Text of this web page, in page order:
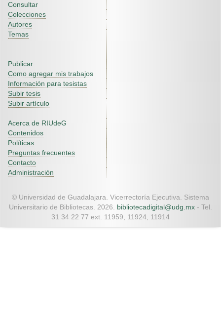
Consultar
Colecciones
Autores
Temas
Publicar
Como agregar mis trabajos
Información para tesistas
Subir tesis
Subir artículo
Acerca de RIUdeG
Contenidos
Políticas
Preguntas frecuentes
Contacto
Administración
© Universidad de Guadalajara. Vicerrectoría Ejecutiva. Sistema
Universitario de Bibliotecas. 2026. bibliotecadigital@udg.mx - Tel.
31 34 22 77 ext. 11959, 11924, 11914